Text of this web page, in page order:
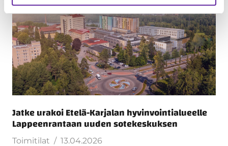
Jatke urakoi Etelä-Karjalan hyvinvointialueelle
Lappeenrantaan uuden sotekeskuksen
Toimitilat 13.04.2026